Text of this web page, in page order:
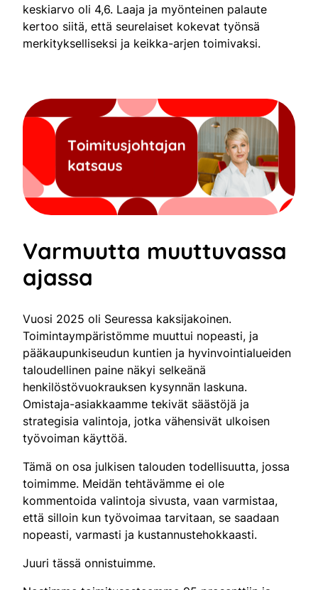
keskiarvo oli 4,6. Laaja ja myönteinen palaute
kertoo siitä, että seurelaiset kokevat työnsä
merkitykselliseksi ja keikka-arjen toimivaksi.
Varmuutta muuttuvassa
ajassa
Vuosi 2025 oli Seuressa kaksijakoinen.
Toimintaympäristömme muuttui nopeasti, ja
pääkaupunkiseudun kuntien ja hyvinvointialueiden
taloudellinen paine näkyi selkeänä
henkilöstövuokrauksen kysynnän laskuna.
Omistaja-asiakkaamme tekivät säästöjä ja
strategisia valintoja, jotka vähensivät ulkoisen
työvoiman käyttöä.
Tämä on osa julkisen talouden todellisuutta, jossa
toimimme. Meidän tehtävämme ei ole
kommentoida valintoja sivusta, vaan varmistaa,
että silloin kun työvoimaa tarvitaan, se saadaan
nopeasti, varmasti ja kustannustehokkaasti.
Juuri tässä onnistuimme.